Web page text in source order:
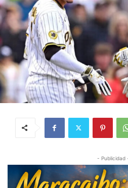
- Publicidad